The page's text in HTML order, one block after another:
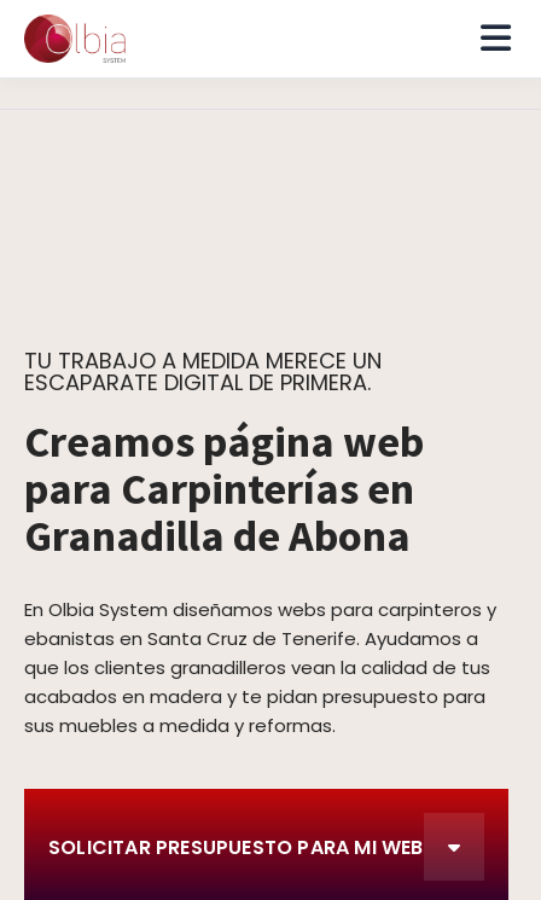
TU TRABAJO A MEDIDA MERECE UN
ESCAPARATE DIGITAL DE PRIMERA.
Creamos página web
para Carpinterías en
Granadilla de Abona
En Olbia System diseñamos webs para carpinteros y
ebanistas en Santa Cruz de Tenerife. Ayudamos a
que los clientes granadilleros vean la calidad de tus
acabados en madera y te pidan presupuesto para
sus muebles a medida y reformas.
SOLICITAR PRESUPUESTO PARA MI WEB